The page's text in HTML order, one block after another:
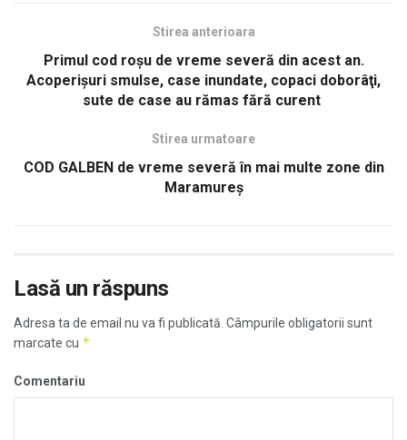
Stirea anterioara
Primul cod roşu de vreme severă din acest an.
Acoperişuri smulse, case inundate, copaci doborâţi,
sute de case au rămas fără curent
Stirea urmatoare
COD GALBEN de vreme severă în mai multe zone din
Maramureş
Lasă un răspuns
Adresa ta de email nu va fi publicată. Câmpurile obligatorii sunt
marcate cu *
Comentariu